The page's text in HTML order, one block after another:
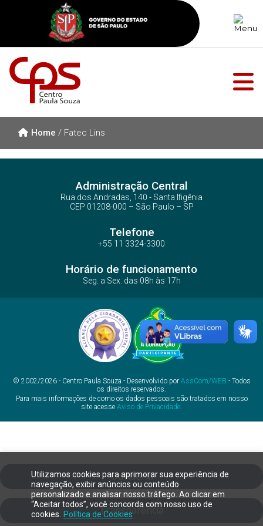
Utilizamos cookies para aprimorar sua experiência de
navegação, exibir anúncios ou conteúdo
personalizado e analisar nosso tráfego. Ao clicar em
“Aceitar todos”, você concorda com nosso uso de
cookies.
Política de Cookies
Home / Fatec Lins
Administração Central
Rua dos Andradas, 140 - Santa Ifigênia
CEP 01208-000 – São Paulo – SP
Telefone
+55 11 3324-3300
Horário de funcionamento
Seg. a Sex. das 08h às 17h
© 2002/2026 - Centro Paula Souza - Desenvolvido por AssCom/WEB - Todos
os direitos reservados.
Para mais informações de como os dados pessoais são tratados em nosso
site acesse Aviso de Privacidade.
Ouvidoria
Transparência